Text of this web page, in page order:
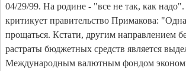
04/29/99. На родине - "все не так, как надо".
критикует правительство Примакова:
прощаться. Кстати, другим направлением
растраты бюджетных средств является
Международным валютным фондом